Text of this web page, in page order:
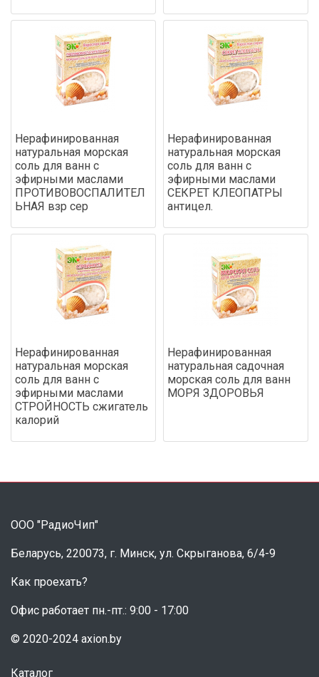
Нерафинированная
натуральная морская
соль для ванн с
эфирными маслами
ПРОТИВОВОСПАЛИТЕЛ
ЬНАЯ взр сер
Нерафинированная
натуральная морская
соль для ванн с
эфирными маслами
СЕКРЕТ КЛЕОПАТРЫ
антицел.
Нерафинированная
натуральная морская
соль для ванн с
эфирными маслами
СТРОЙНОСТЬ сжигатель
калорий
Нерафинированная
натуральная садочная
морская соль для ванн
МОРЯ ЗДОРОВЬЯ
ООО "РадиоЧип"
Беларусь, 220073, г. Минск, ул. Скрыганова, 6/4-9
Как проехать?
Офис работает пн.-пт.: 9:00 - 17:00
© 2020-2024 axion.by
Каталог